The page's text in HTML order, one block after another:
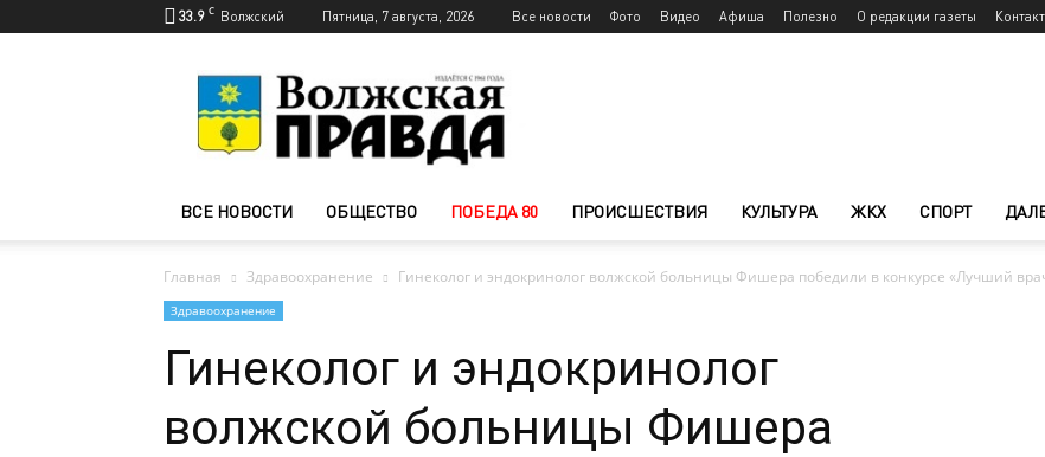
33.9 C Волжский Пятница, 7 августа, 2026 Все новости Фото Видео Афиша Полезно О редакции газеты
Волжского
—
Волжская
ВСЕ НОВОСТИ ОБЩЕСТВО ПОБЕДА 80 ПРОИСШЕСТВИЯ КУЛЬТУРА ЖКХ СПОРТ
Главная Здравоохранение Гинеколог и эндокринолог волжской больницы Фишера победили в конкурсе «Лучший
Здравоохранение
Гинеколог и эндокринолог
волжской больницы Фишера